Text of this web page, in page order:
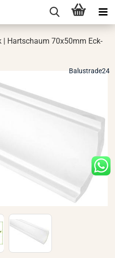
| Hart­schaum 70x50mm Eck­
Balustrade24